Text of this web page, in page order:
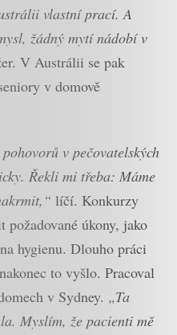
vlastní prací. A
žádný mytí nádobí v
V Austrálii se pak
v domově
v pečovatelských
Řekli mi třeba: Máme
líčí. Konkurzy
požadované úkony, jako
hygienu. Dlouho práci
to vyšlo. Pracoval
v Sydney. „Ta
Myslím, že pacienti mě